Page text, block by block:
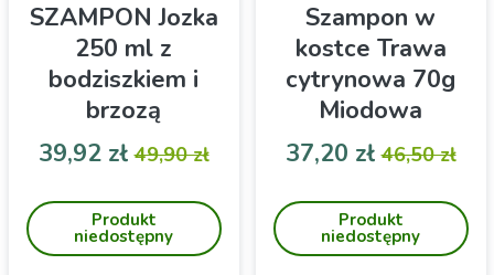
SZAMPON Jozka
250 ml z
bodziszkiem i
brzozą
szampon z brzozą i
bodziszkiem do wrażliwej
skóry głowy ze
Cena
39,92 złCena podstawowa
49,90 zł
Produkt
niedostępny
Szampon w
kostce Trawa
cytrynowa 70g
Miodowa
Mydlarnia
Cena
37,20 złCena
46,50 zł
Produkt
niedostępny